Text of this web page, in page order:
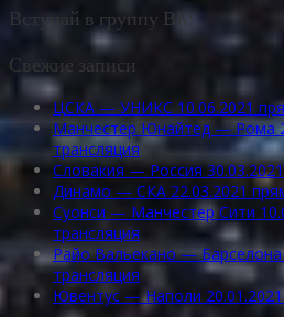
Вступай в группу ВК:
Свежие записи
ЦСКА — УНИКС 10.06.2021
Манчестер Юнайтед — Рома
трансляция
Словакия — Россия
Динамо — СКА 22.03.2021
Суонси — Манчестер Сити
трансляция
Райо Вальекано — Барселона
трансляция
Ювентус — Наполи